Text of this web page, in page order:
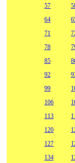
57
64
71
78
85
92
99
106
113
120
127
134